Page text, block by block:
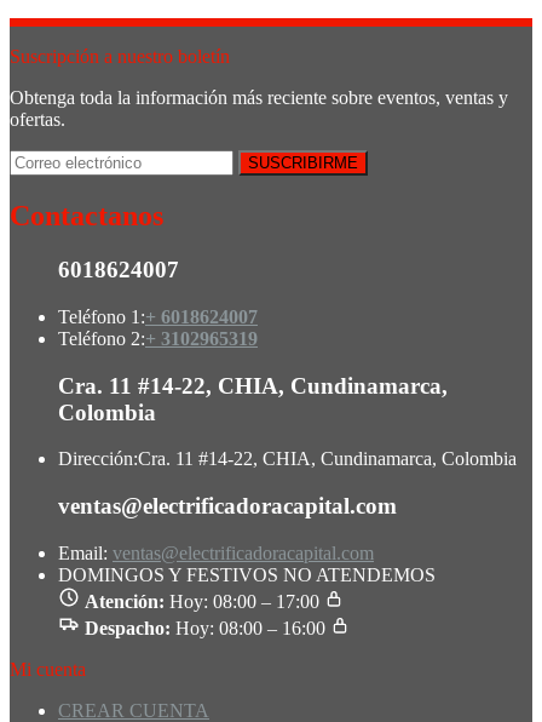
Suscripción a nuestro boletín
Obtenga toda la información más reciente sobre eventos, ventas y
ofertas.
Contactanos
6018624007
Teléfono 1:+ 6018624007
Teléfono 2:+ 3102965319
Cra. 11 #14-22, CHIA, Cundinamarca,
Colombia
Dirección:Cra. 11 #14-22, CHIA, Cundinamarca, Colombia
ventas@electrificadoracapital.com
Email: ventas@electrificadoracapital.com
DOMINGOS Y FESTIVOS NO ATENDEMOS
Atención: Hoy: 08:00 – 17:00
Despacho: Hoy: 08:00 – 16:00
Mi cuenta
CREAR CUENTA